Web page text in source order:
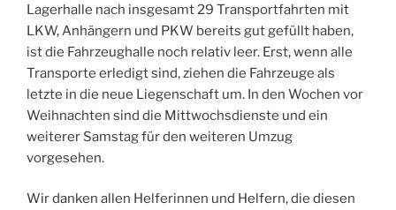
Lagerhalle nach insgesamt 29 Transportfahrten mit
LKW, Anhängern und PKW bereits gut gefüllt haben,
ist die Fahrzeughalle noch relativ leer. Erst, wenn alle
Transporte erledigt sind, ziehen die Fahrzeuge als
letzte in die neue Liegenschaft um. In den Wochen vor
Weihnachten sind die Mittwochsdienste und ein
weiterer Samstag für den weiteren Umzug
vorgesehen.
Wir danken allen Helferinnen und Helfern, die diesen